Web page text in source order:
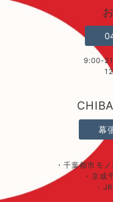
9:00-
幕
・千葉都市モ
・京成
・